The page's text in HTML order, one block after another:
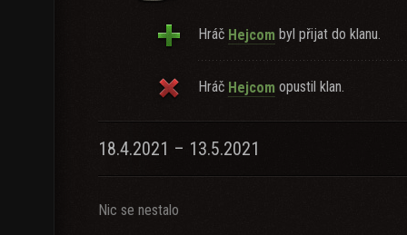
Hráč Hejcom byl přijat do klanu.
Hráč Hejcom opustil klan.
18.4.2021 – 13.5.2021
Nic se nestalo